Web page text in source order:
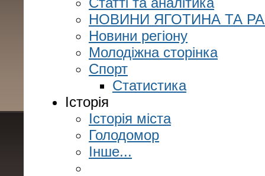
НОВИНИ ЯГОТИНА ТА
Новини регіону
Молодіжна сторінка
Спорт
Статистика
Історія
Історія міста
Голодомор
Інше...